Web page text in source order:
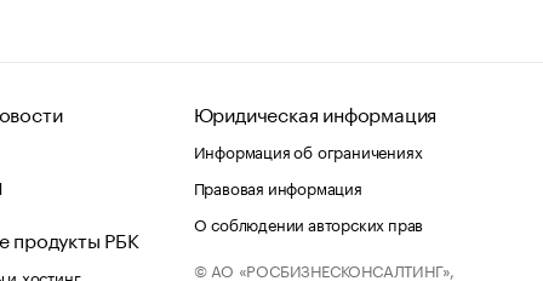
продукты РБК
хостинг
Юридическая информация
Информация об ограничениях
Правовая информация
О соблюдении авторских прав
© АО «РОСБИЗНЕСКОНСАЛТИНГ»,